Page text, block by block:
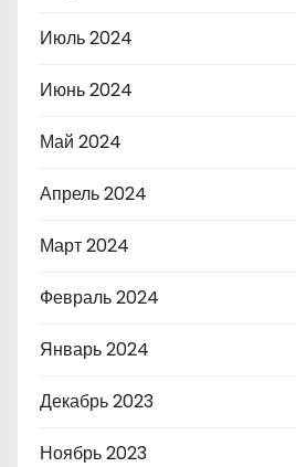
Июль 2024
Июнь 2024
Май 2024
Апрель 2024
Март 2024
Февраль 2024
Январь 2024
Декабрь 2023
Ноябрь 2023